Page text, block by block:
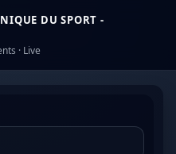
DU SPORT -
· Live